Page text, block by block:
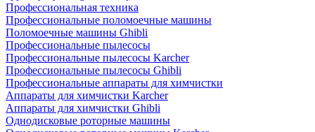
Профессиональная техника
Профессиональные поломоечные машины
Поломоечные машины Ghibli
Профессиональные пылесосы
Профессиональные пылесосы Karcher
Профессиональные пылесосы Ghibli
Профессиональные аппараты для химчистки
Аппараты для химчистки Karcher
Аппараты для химчистки Ghibli
Однодисковые роторные машины